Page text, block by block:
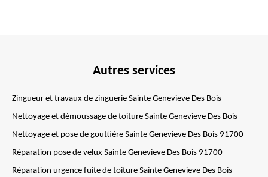
Autres services
Zingueur et travaux de zinguerie Sainte Genevieve Des Bois
Nettoyage et démoussage de toiture Sainte Genevieve Des Bois
Nettoyage et pose de gouttière Sainte Genevieve Des Bois 91700
Réparation pose de velux Sainte Genevieve Des Bois 91700
Réparation urgence fuite de toiture Sainte Genevieve Des Bois